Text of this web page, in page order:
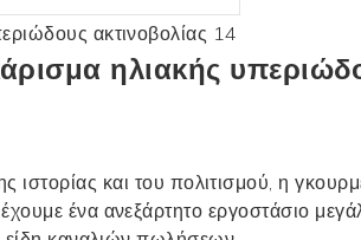
και του πολιτισμού, η
ένα ανεξάρτητο εργοστάσιο